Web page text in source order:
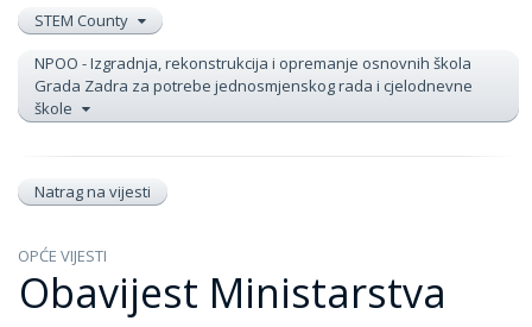
STEM County
NPOO - Izgradnja, rekonstrukcija i opremanje osnovnih škola
Grada Zadra za potrebe jednosmjenskog rada i cjelodnevne
škole
Natrag na vijesti
OPĆE VIJESTI
Obavijest Ministarstva